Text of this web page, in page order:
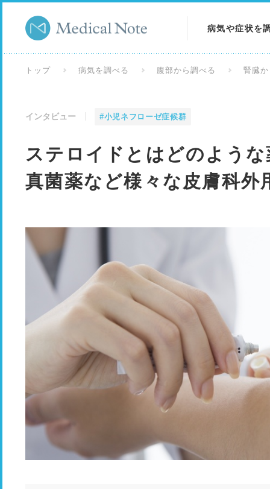
病気や症状を
トップ 病気を調べる 腹部から調べる 腎臓
インタビュー #小児ネフローゼ症候群
ステロイドとはどのよう
真菌薬など様々な皮膚科